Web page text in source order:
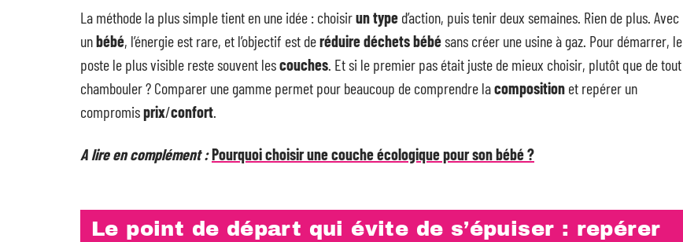
La méthode la plus simple tient en une idée : choisirun type d’action, puis tenir deux semaines. Rien de plus. Avec
unbébé, l’énergie est rare, et l’objectif est deréduire déchets bébésans créer une usine à gaz. Pour démarrer, le
poste le plus visible reste souvent lescouches. Et si le premier pas était juste de mieux choisir, plutôt que de tout
chambouler ? Comparer une gamme permet pour beaucoup de comprendre lacomposition et repérer un
compromisprix/confort.
A lire en complément :Pourquoi choisir une couche écologique pour son bébé ?
Le point de départ qui évite de s’épuiser : repérer